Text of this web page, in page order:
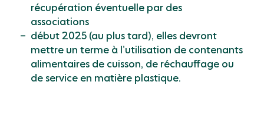
récupération éventuelle par des
associations
début 2025 (au plus tard), elles devront
mettre un terme à l’utilisation de contenants
alimentaires de cuisson, de réchauffage ou
de service en matière plastique.